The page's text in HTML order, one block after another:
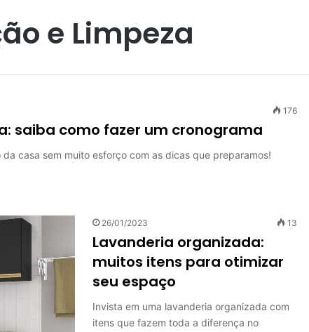
e Limpeza
176
saiba como fazer um cronograma
casa sem muito esforço com as dicas que preparamos!
26/01/2023 13
Lavanderia organizada:
muitos itens para otimizar
seu espaço
Invista em uma lavanderia organizada com
itens que fazem toda a diferença no